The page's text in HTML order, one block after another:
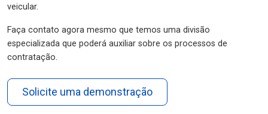
veicular.
Faça contato agora mesmo que temos uma divisão
especializada que poderá auxiliar sobre os processos de
contratação.
Solicite uma demonstração